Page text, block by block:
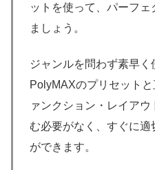
ットを使って、パーフ
ましょう。
ジャンルを問わず素早
PolyMAXのプリセット
ァンクション・レイア
む必要がなく、すぐに適
ができます。